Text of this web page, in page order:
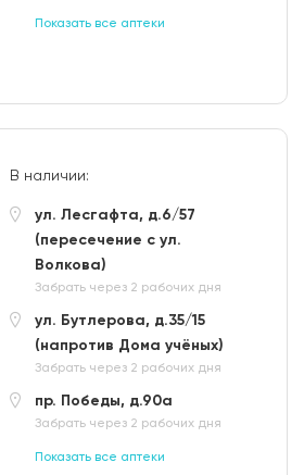
Показать все аптеки
В наличии:
ул. Лесгафта, д.6/57
(пересечение с ул.
Волкова)
Забрать через 2 рабочих дня
ул. Бутлерова, д.35/15
(напротив Дома учёных)
Забрать через 2 рабочих дня
пр. Победы, д.90а
Забрать через 2 рабочих дня
Показать все аптеки